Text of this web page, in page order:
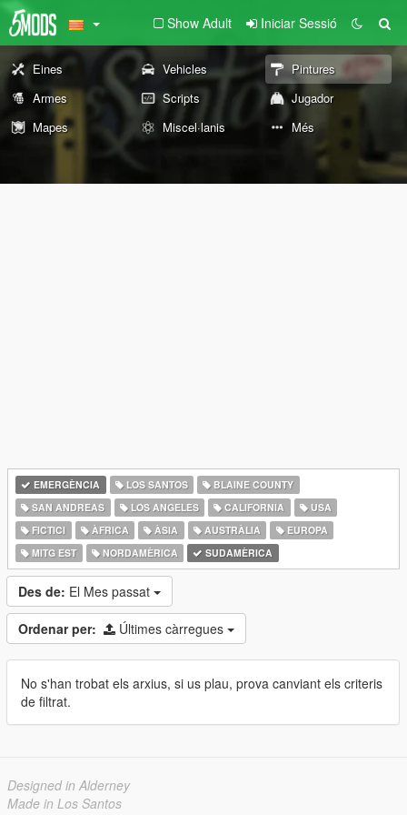
Show Adult Iniciar Sessió
Eines Vehicles
Pintures
Armes
Scripts
Jugador
Mapes
Miscel·lanis Més
EMERGÈNCIA LOS SANTOS
BLAINE COUNTY
SAN ANDREAS
LOS ANGELES CALIFORNIA
USA
FICTICI
ÀFRICA ÀSIA AUSTRÀLIA
EUROPA
MITG EST
NORDAMÈRICA SUDAMÈRICA
Des de: El Mes passat
Ordenar per: Últimes càrregues
No s'han trobat els arxius, si us plau, prova canviant els criteris
de filtrat.
Designed in Alderney
Made in Los Santos